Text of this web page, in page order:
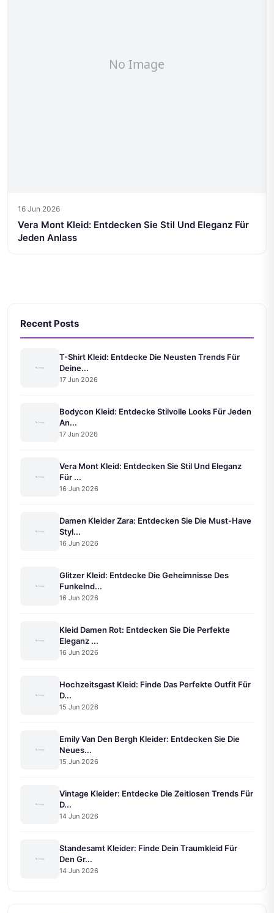
16 Jun 2026
Vera Mont Kleid: Entdecken Sie Stil Und Eleganz Für
Jeden Anlass
Recent Posts
T-Shirt Kleid: Entdecke Die Neusten Trends Für
Deine...
17 Jun 2026
Bodycon Kleid: Entdecke Stilvolle Looks Für Jeden
An...
17 Jun 2026
Vera Mont Kleid: Entdecken Sie Stil Und Eleganz
Für ...
16 Jun 2026
Damen Kleider Zara: Entdecken Sie Die Must-Have
Styl...
16 Jun 2026
Glitzer Kleid: Entdecke Die Geheimnisse Des
Funkelnd...
16 Jun 2026
Kleid Damen Rot: Entdecken Sie Die Perfekte
Eleganz ...
16 Jun 2026
Hochzeitsgast Kleid: Finde Das Perfekte Outfit Für
D...
15 Jun 2026
Emily Van Den Bergh Kleider: Entdecken Sie Die
Neues...
15 Jun 2026
Vintage Kleider: Entdecke Die Zeitlosen Trends Für
D...
14 Jun 2026
Standesamt Kleider: Finde Dein Traumkleid Für
Den Gr...
14 Jun 2026